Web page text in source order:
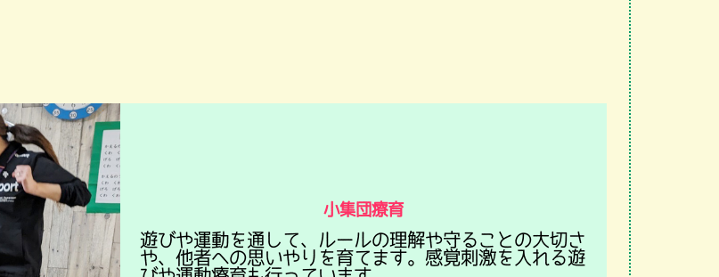
小集団療育
遊びや運動を通して、ルールの理解や守ることの大切さ
や、他者への思いやりを育てます。感覚刺激を入れる遊